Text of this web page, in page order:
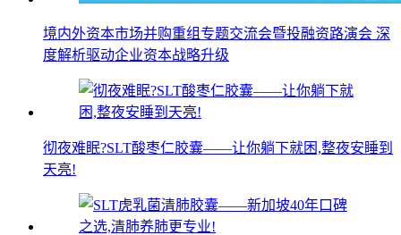
境内外资本市场并购重组专题交流会暨投融资路演会 深
度解析驱动企业资本战略升级
彻夜难眠?SLT酸枣仁胶囊——让你躺下就困,整夜安睡到
天亮!